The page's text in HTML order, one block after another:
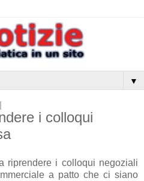
▼
i colloqui
riprendere i colloqui negoziali
a patto che ci siano